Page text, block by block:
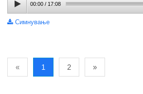
00:00/ 17:08
Симнување
« 1 2 »